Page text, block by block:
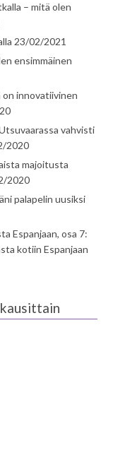
– mitä olen
23/02/2021
ensimmäinen
innovatiivinen
vahvisti
2020
majoitusta
2020
palapelin uusiksi
Espanjaan, osa 7:
kotiin Espanjaan